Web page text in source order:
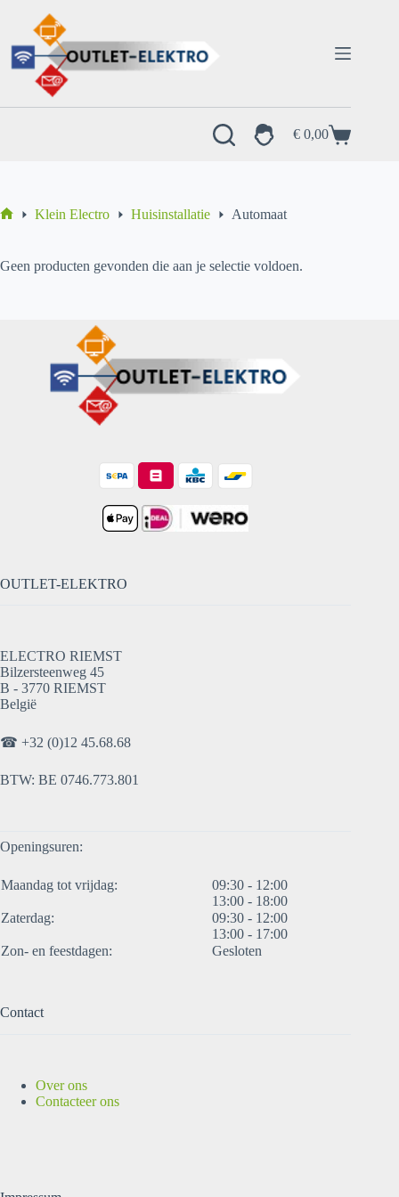
inhoud
Winkelwagen
€ 0,00
Klein Electro Huisinstallatie Automaat
Geen producten gevonden die aan je selectie voldoen.
OUTLET-ELEKTRO
ELECTRO RIEMST
Bilzersteenweg 45
B - 3770 RIEMST
België
☎ +32 (0)12 45.68.68
BTW: BE 0746.773.801
Openingsuren:
Maandag tot vrijdag:
09:30 - 12:00
13:00 - 18:00
Zaterdag:
09:30 - 12:00
13:00 - 17:00
Zon- en feestdagen:
Gesloten
Contact
Over ons
Contacteer ons